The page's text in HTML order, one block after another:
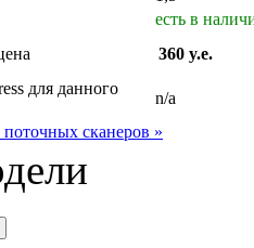
есть в
360 y.e.
для данного
n/a
поточных сканеров »